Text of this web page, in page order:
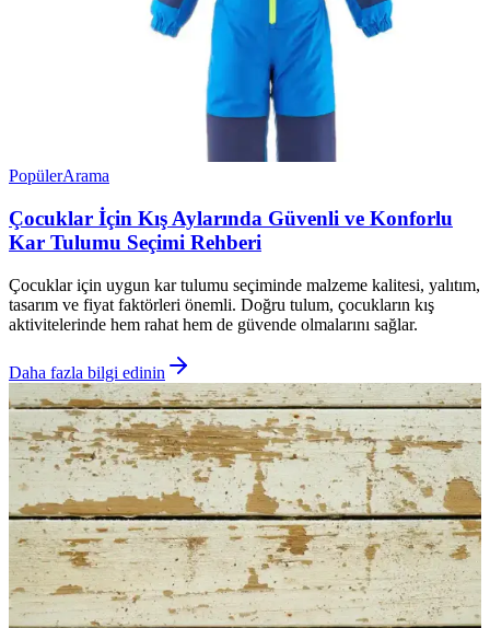
PopülerArama
Çocuklar İçin Kış Aylarında Güvenli ve Konforlu
Kar Tulumu Seçimi Rehberi
Çocuklar için uygun kar tulumu seçiminde malzeme kalitesi, yalıtım,
tasarım ve fiyat faktörleri önemli. Doğru tulum, çocukların kış
aktivitelerinde hem rahat hem de güvende olmalarını sağlar.
Daha fazla bilgi edinin